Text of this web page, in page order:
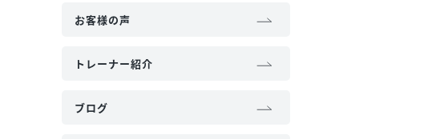
お客様の声
トレーナー紹介
ブログ